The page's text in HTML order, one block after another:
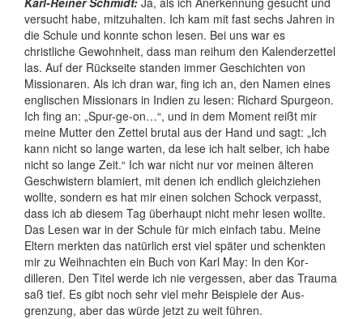
versucht habe, mitzu­halten. Ich kam mit fast sechs Jahren in
die Schule und konnte schon lesen. Bei uns war es
christliche Gewohn­heit, dass man reihum den Kalender­zettel
las. Auf der Rückseite standen immer Geschichten von
Missionaren. Als ich dran war, fing ich an, den Namen eines
englischen Missionars in Indien zu lesen: Richard Spurgeon.
Ich fing an: „Spur-ge-on…“, und in dem Moment reißt mir
meine Mutter den Zettel brutal aus der Hand und sagt: „Ich
kann nicht so lange warten, da lese ich halt selber, ich habe
nicht so lange Zeit.“ Ich war nicht nur vor meinen älteren
Geschwi­stern blamiert, mit denen ich endlich gleich­ziehen
wollte, sondern es hat mir einen solchen Schock verpasst,
dass ich ab diesem Tag überhaupt nicht mehr lesen wollte.
Das Lesen war in der Schule für mich einfach tabu. Meine
Eltern merkten das natürlich erst viel später und schenkten
mir zu Weih­nachten ein Buch von Karl May: In den Kor­
dilleren. Den Titel werde ich nie vergessen, aber das Trauma
saß tief. Es gibt noch sehr viel mehr Beispiele der Aus­
grenzung, aber das würde jetzt zu weit führen.